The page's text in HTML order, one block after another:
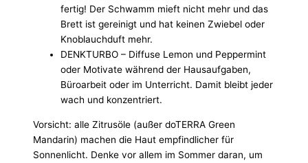
fertig! Der Schwamm mieft nicht mehr und das
Brett ist gereinigt und hat keinen Zwiebel oder
Knoblauchduft mehr.
DENKTURBO – Diffuse Lemon und Peppermint
oder Motivate während der Hausaufgaben,
Büroarbeit oder im Unterricht. Damit bleibt jeder
wach und konzentriert.
Vorsicht: alle Zitrusöle (außer doTERRA Green
Mandarin) machen die Haut empfindlicher für
Sonnenlicht. Denke vor allem im Sommer daran, um